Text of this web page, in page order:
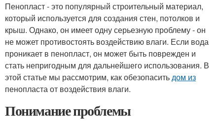
Пенопласт - это популярный строительный материал,
который используется для создания стен, потолков и
крыш. Однако, он имеет одну серьезную проблему - он
не может противостоять воздействию влаги. Если вода
проникает в пенопласт, он может быть поврежден и
стать непригодным для дальнейшего использования. В
этой статье мы рассмотрим, как обезопаситьдом из
пенопласта от воздействия влаги.
Понимание проблемы